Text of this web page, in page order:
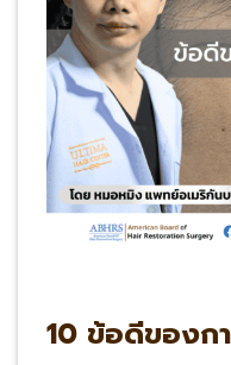
10 ข้อดีของก